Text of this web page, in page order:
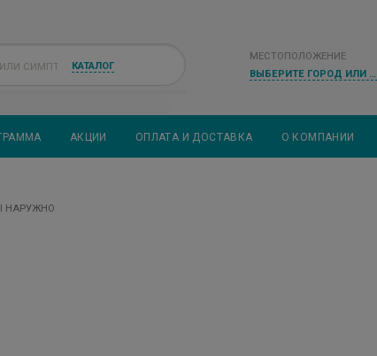
КАТАЛОГ
МЕСТОПОЛОЖЕНИЕ
ВЫБЕРИТЕ ГОРОД ИЛИ НАСЕЛЕННЫЙ ПУНКТ
АКЦИИ ОПЛАТА И ДОСТАВКА О КОМПАНИИ
НАРУЖНО